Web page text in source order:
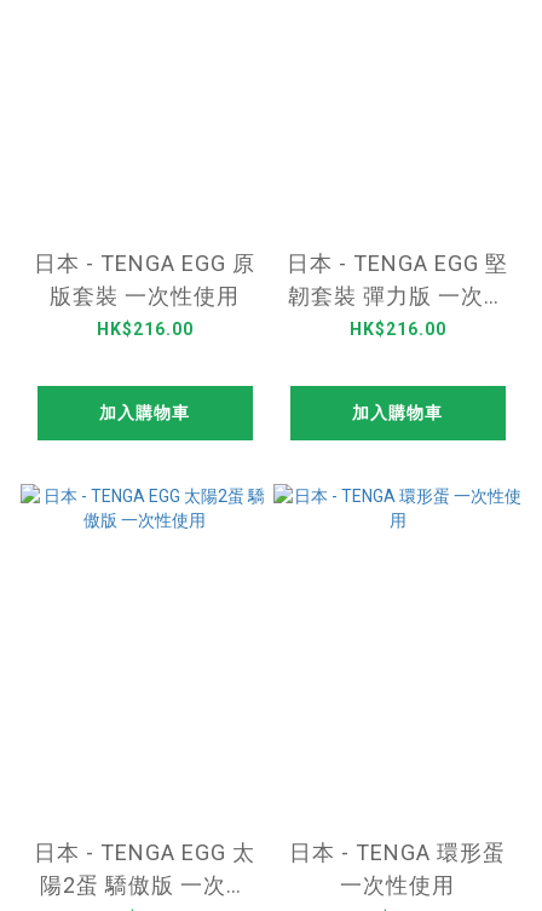
日本 - TENGA EGG 原
版套裝 一次性使用
HK$216.00
加入購物車
日本 - TENGA EGG 堅
韌套裝 彈力版 一次性
使用
HK$216.00
加入購物車
日本 - TENGA EGG 太
陽2蛋 驕傲版 一次性
日本 - TENGA 環形蛋
一次性使用